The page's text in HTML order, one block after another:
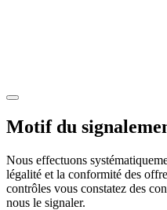
Motif du
Nous effectuons
légalité et la conformité des
contrôles vous constatez des
nous le signaler.